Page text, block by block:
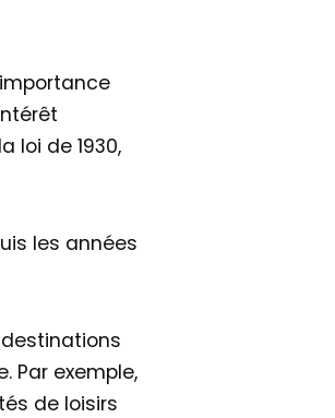
loi de 1930,
les années
Par exemple,
de loisirs